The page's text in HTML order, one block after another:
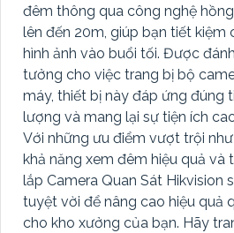
đêm thông qua công nghệ
lên đến 20m, giúp bạn tiết kiệm
hình ảnh vào buổi tối. Được
tưởng cho việc trang bị bộ
máy, thiết bị này đáp ứng đúng
lượng và mang lại sự tiện ích
Với những ưu điểm vượt trội
khả năng xem đêm hiệu quả và
lắp Camera Quan Sát Hikvision
tuyệt vời để nâng cao hiệu quả
cho kho xưởng của bạn. Hãy